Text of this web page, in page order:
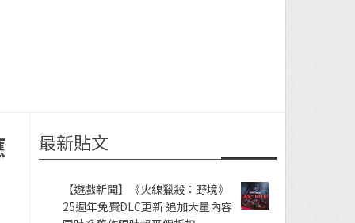
最新貼文
【遊戲新聞】《火線獵殺：野境》
25週年免費DLC更新 追加大量內容